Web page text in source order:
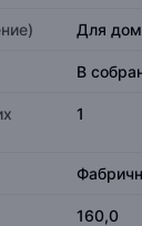
Для
В
1
160,0